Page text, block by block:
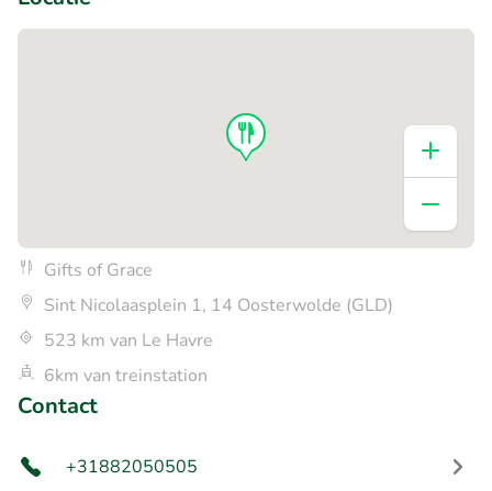
Gifts of Grace
Sint Nicolaasplein 1, 14 Oosterwolde (GLD)
523 km van Le Havre
6km van treinstation
Contact
+31882050505